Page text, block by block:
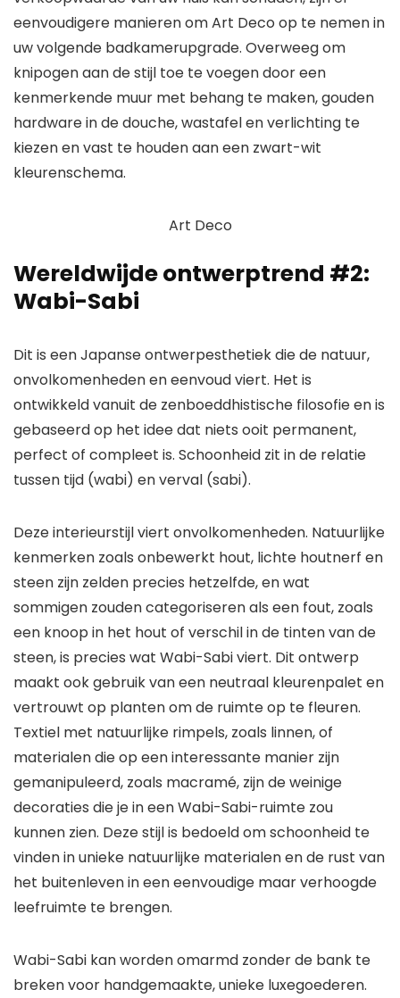
eenvoudigere manieren om Art Deco op te nemen in
uw volgende badkamerupgrade. Overweeg om
knipogen aan de stijl toe te voegen door een
kenmerkende muur met behang te maken, gouden
hardware in de douche, wastafel en verlichting te
kiezen en vast te houden aan een zwart-wit
kleurenschema.
Art Deco
Wereldwijde ontwerptrend #2:
Wabi-Sabi
Dit is een Japanse ontwerpesthetiek die de natuur,
onvolkomenheden en eenvoud viert. Het is
ontwikkeld vanuit de zenboeddhistische filosofie en is
gebaseerd op het idee dat niets ooit permanent,
perfect of compleet is. Schoonheid zit in de relatie
tussen tijd (wabi) en verval (sabi).
Deze interieurstijl viert onvolkomenheden. Natuurlijke
kenmerken zoals onbewerkt hout, lichte houtnerf en
steen zijn zelden precies hetzelfde, en wat
sommigen zouden categoriseren als een fout, zoals
een knoop in het hout of verschil in de tinten van de
steen, is precies wat Wabi-Sabi viert. Dit ontwerp
maakt ook gebruik van een neutraal kleurenpalet en
vertrouwt op planten om de ruimte op te fleuren.
Textiel met natuurlijke rimpels, zoals linnen, of
materialen die op een interessante manier zijn
gemanipuleerd, zoals macramé, zijn de weinige
decoraties die je in een Wabi-Sabi-ruimte zou
kunnen zien. Deze stijl is bedoeld om schoonheid te
vinden in unieke natuurlijke materialen en de rust van
het buitenleven in een eenvoudige maar verhoogde
leefruimte te brengen.
Wabi-Sabi kan worden omarmd zonder de bank te
breken voor handgemaakte, unieke luxegoederen.